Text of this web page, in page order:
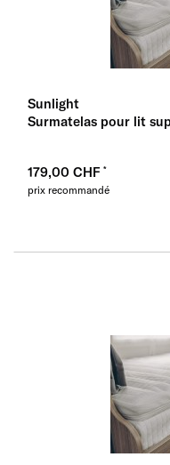
Sunlight
Surmatelas pour lit
179,00 CHF
prix recommandé